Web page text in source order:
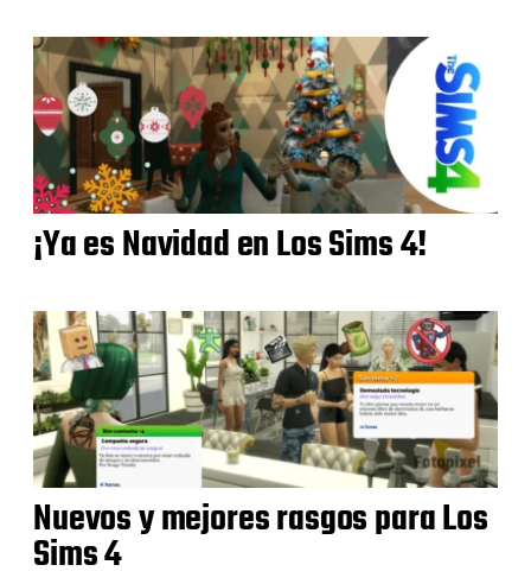
¡Ya es Navidad en Los Sims 4!
Nuevos y mejores rasgos para Los
Sims 4